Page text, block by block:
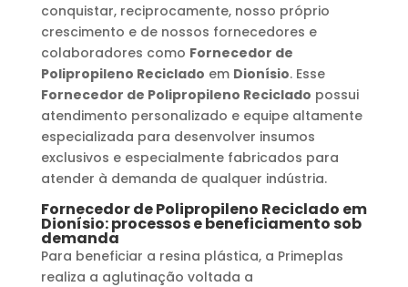
conquistar, reciprocamente, nosso próprio
crescimento e de nossos fornecedores e
colaboradores como Fornecedor de
Polipropileno Reciclado em Dionísio. Esse
Fornecedor de Polipropileno Reciclado possui
atendimento personalizado e equipe altamente
especializada para desenvolver insumos
exclusivos e especialmente fabricados para
atender à demanda de qualquer indústria.
Fornecedor de Polipropileno Reciclado em
Dionísio: processos e beneficiamento sob
demanda
Para beneficiar a resina plástica, a Primeplas
realiza a aglutinação voltada a